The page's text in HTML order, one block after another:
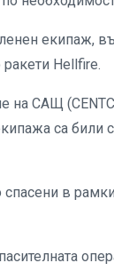
екипаж,
Hellfire.
САЩ
са били
в